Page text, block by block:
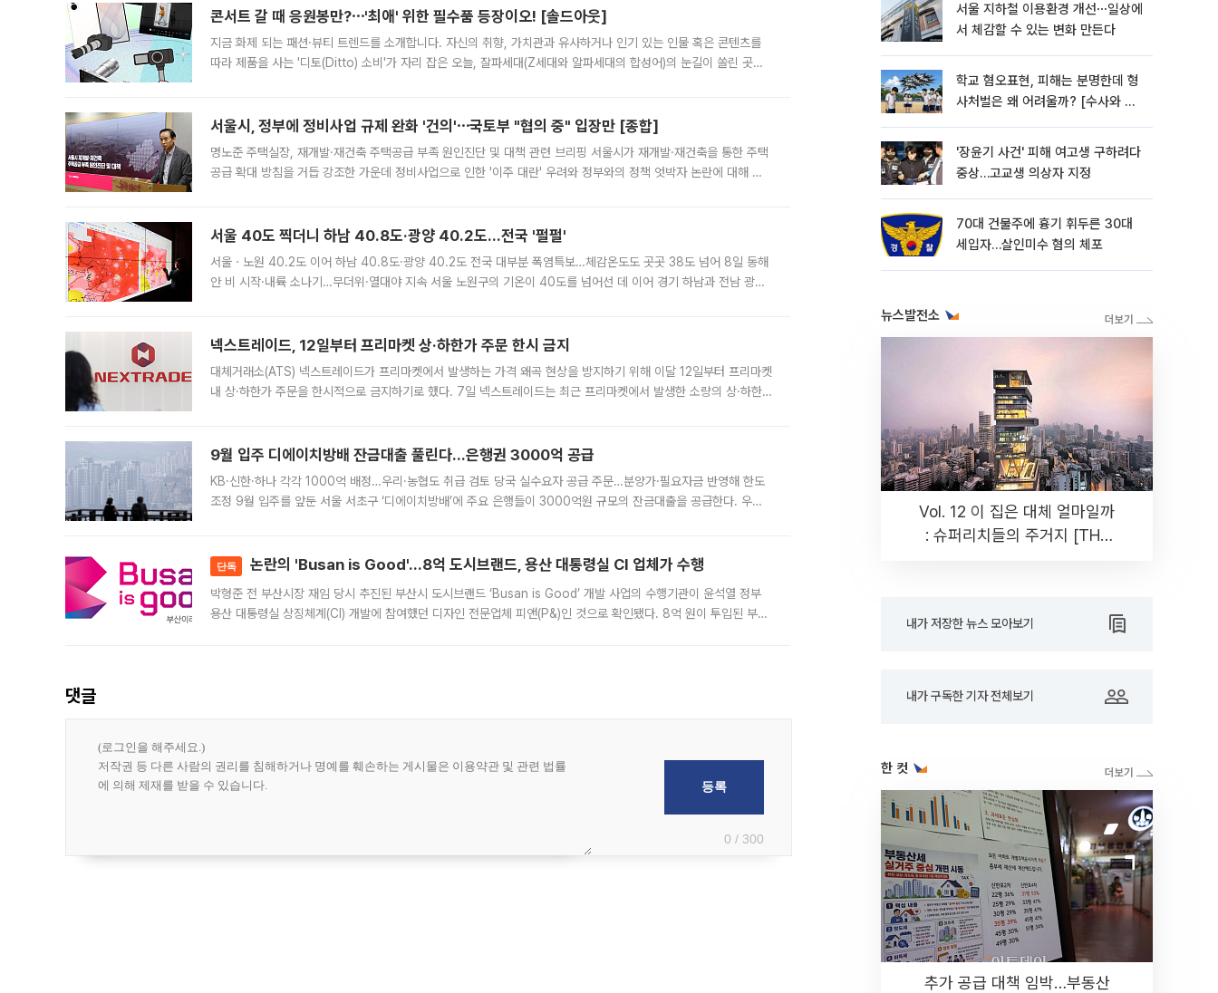
콘서트 갈 때 응원봉만?⋯'최애' 위한 필수품 등장이오! [솔드아웃]
지금 화제 되는 패션·뷰티 트렌드를 소개합니다. 자신의 취향, 가치관과 유사하거나 인기 있는 인물 혹은 콘텐츠를
따라 제품을 사는 '디토(Ditto) 소비'가 자리 잡은 오늘, 잘파세대(Z세대와 알파세대의 합성어)의 눈길이 쏠린 곳은
서울시, 정부에 정비사업 규제 완화 '건의'⋯국토부 "협의 중" 입장만 [종합]
명노준 주택실장, 재개발·재건축 주택공급 부족 원인진단 및 대책 관련 브리핑 서울시가 재개발·재건축을 통한 주택
공급 확대 방침을 거듭 강조한 가운데 정비사업으로 인한 '이주 대란' 우려와 정부와의 정책 엇박자 논란에 대해 정
서울 40도 찍더니 하남 40.8도·광양 40.2도…전국 '펄펄'
서울ㆍ노원 40.2도 이어 하남 40.8도·광양 40.2도 전국 대부분 폭염특보…체감온도도 곳곳 38도 넘어 8일 동해
안 비 시작·내륙 소나기…무더위·열대야 지속 서울 노원구의 기온이 40도를 넘어선 데 이어 경기 하남과 전남 광양
넥스트레이드, 12일부터 프리마켓 상·하한가 주문 한시 금지
대체거래소(ATS) 넥스트레이드가 프리마켓에서 발생하는 가격 왜곡 현상을 방지하기 위해 이달 12일부터 프리마켓
내 상·하한가 주문을 한시적으로 금지하기로 했다. 7일 넥스트레이드는 최근 프리마켓에서 발생한 소량의 상·하한
9월 입주 디에이치방배 잔금대출 풀린다…은행권 3000억 공급
KB·신한·하나 각각 1000억 배정…우리·농협도 취급 검토 당국 실수요자 공급 주문…분양가·필요자금 반영해 한도
조정 9월 입주를 앞둔 서울 서초구 ‘디에이치방배’에 주요 은행들이 3000억원 규모의 잔금대출을 공급한다. 우리
단독 논란의 'Busan is Good'…8억 도시브랜드, 용산 대통령실 CI 업체가 수행
박형준 전 부산시장 재임 당시 추진된 부산시 도시브랜드 ‘Busan is Good’ 개발 사업의 수행기관이 윤석열 정부
용산 대통령실 상징체계(CI) 개발에 참여했던 디자인 전문업체 피앤(P&)인 것으로 확인됐다. 8억 원이 투입된 부산
댓글
0 / 300
서울 지하철 이용환경 개선⋯일상에
서 체감할 수 있는 변화 만든다
학교 혐오표현, 피해는 분명한데 형
사처벌은 왜 어려울까? [수사와 재
'장윤기 사건' 피해 여고생 구하려다
중상…고교생 의상자 지정
70대 건물주에 흉기 휘두른 30대
세입자…살인미수 혐의 체포
뉴스발전소
Vol. 12 이 집은 대체 얼마일까
: 슈퍼리치들의 주거지 [THE
내가 저장한 뉴스 모아보기
내가 구독한 기자 전체보기
한 컷
추가 공급 대책 임박…부동산